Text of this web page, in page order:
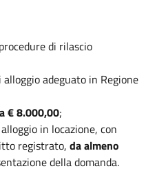
di rilascio
adeguato in Regione
€ 8.000,00;
in locazione, con
registrato, da almeno
della domanda.